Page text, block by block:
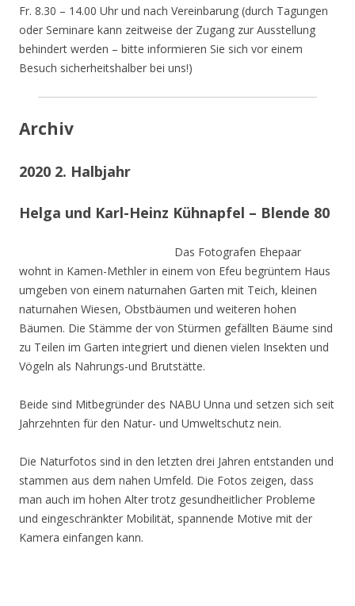
Fr. 8.30 – 14.00 Uhr und nach Vereinbarung (durch Tagungen
oder Seminare kann zeitweise der Zugang zur Ausstellung
behindert werden – bitte informieren Sie sich vor einem
Besuch sicherheitshalber bei uns!)
Archiv
2020 2. Halbjahr
Helga und Karl-Heinz Kühnapfel – Blende 80
Das Fotografen Ehepaar
wohnt in Kamen-Methler in einem von Efeu begrüntem Haus
umgeben von einem naturnahen Garten mit Teich, kleinen
naturnahen Wiesen, Obstbäumen und weiteren hohen
Bäumen. Die Stämme der von Stürmen gefällten Bäume sind
zu Teilen im Garten integriert und dienen vielen Insekten und
Vögeln als Nahrungs-und Brutstätte.
Beide sind Mitbegründer des NABU Unna und setzen sich seit
Jahrzehnten für den Natur- und Umweltschutz nein.
Die Naturfotos sind in den letzten drei Jahren entstanden und
stammen aus dem nahen Umfeld. Die Fotos zeigen, dass
man auch im hohen Alter trotz gesundheitlicher Probleme
und eingeschränkter Mobilität, spannende Motive mit der
Kamera einfangen kann.